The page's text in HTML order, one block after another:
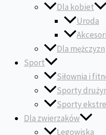
Dla kobiet
Uroda
Dla mężczyzn
Sport
Siłownia i
Sporty
Sporty
Dla zwierzaków
Legowiska